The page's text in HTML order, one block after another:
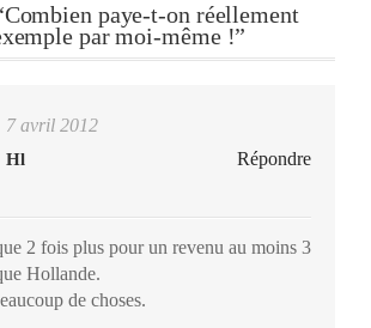
paye-t-on réellement
par moi-même !”
7 avril 2012
Hl Répondre
2 fois plus pour un revenu au moins 3
Hollande.
de choses.